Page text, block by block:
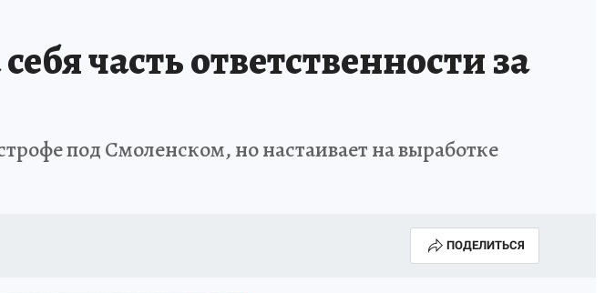
часть ответственности за
под Смоленском, но настаивает на выработке
ПОДЕЛИТЬСЯ